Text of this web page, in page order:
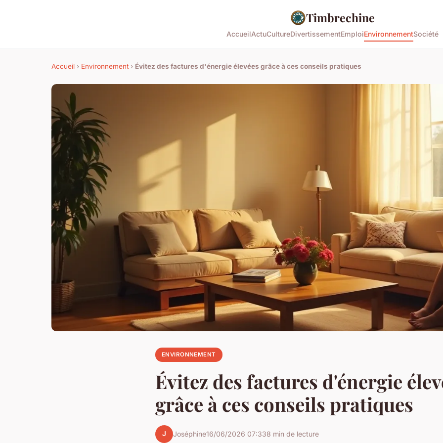
Timbrechine
AccueilActuCultureDivertissementEmploiEnvironnementSociété
Accueil › Environnement › Évitez des factures d'énergie élevées grâce à ces conseils pratiques
ENVIRONNEMENT
Évitez des factures d'énergie
grâce à ces conseils pratiques
J Joséphine16/06/2026 07:338 min de lecture